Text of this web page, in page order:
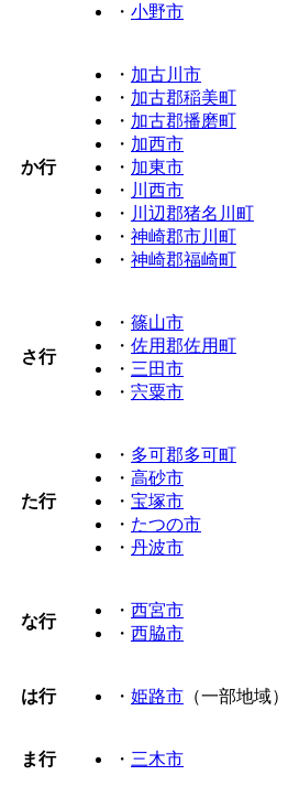
・ 小野市
か行
・ 加古川市
・ 加古郡稲美町
・ 加古郡播磨町
・ 加西市
・ 加東市
・ 川西市
・ 川辺郡猪名川町
・ 神崎郡市川町
・ 神崎郡福崎町
さ行
・ 篠山市
・ 佐用郡佐用町
・ 三田市
・ 宍粟市
た行
・ 多可郡多可町
・ 高砂市
・ 宝塚市
・ たつの市
・ 丹波市
な行
・ 西宮市
・ 西脇市
は行 ・ 姫路市 （一部地域）
ま行 ・ 三木市